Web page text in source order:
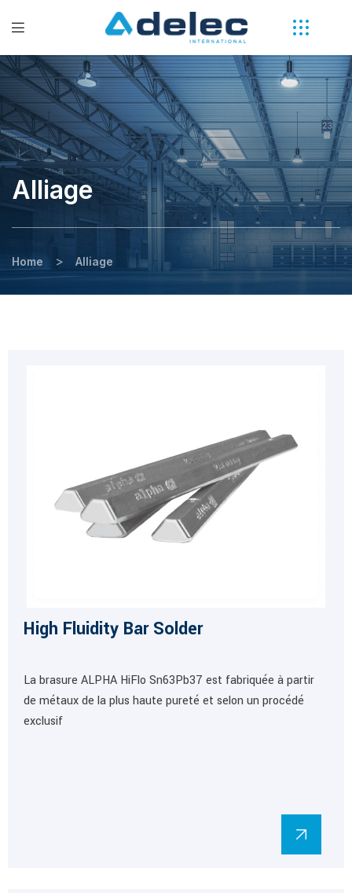
Alliage
Home > Alliage
High Fluidity Bar Solder
La brasure ALPHA HiFlo Sn63Pb37 est fabriquée à partir
de métaux de la plus haute pureté et selon un procédé
exclusif